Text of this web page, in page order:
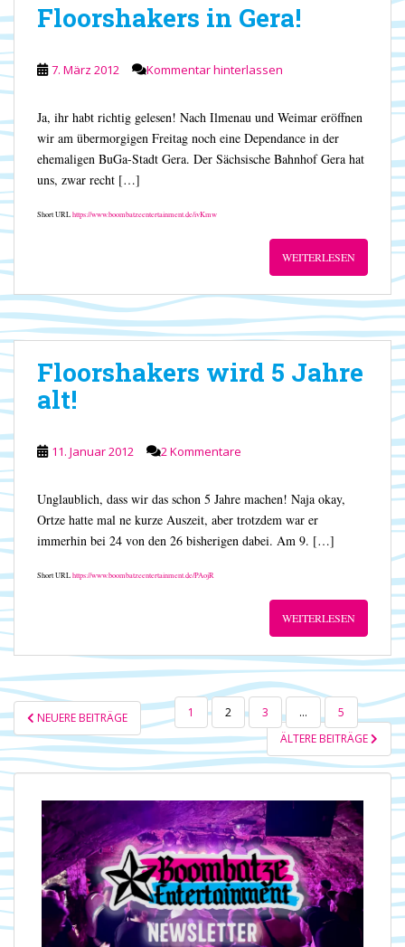
Floorshakers in Gera!
7. März 2012 Kommentar hinterlassen
Ja, ihr habt richtig gelesen! Nach Ilmenau und Weimar eröffnen
wir am übermorgigen Freitag noch eine Dependance in der
ehemaligen BuGa-Stadt Gera. Der Sächsische Bahnhof Gera hat
uns, zwar recht […]
Short URLhttps://www.boombatzeentertainment.de/ivKmw
WEITERLESEN
Floorshakers wird 5 Jahre
alt!
11. Januar 2012 2 Kommentare
Unglaublich, dass wir das schon 5 Jahre machen! Naja okay,
Ortze hatte mal ne kurze Auszeit, aber trotzdem war er
immerhin bei 24 von den 26 bisherigen dabei. Am 9. […]
Short URLhttps://www.boombatzeentertainment.de/PAojR
WEITERLESEN
SEITENNUMMERIERUNG
DER
BEITRÄGE
NEUERE BEITRÄGE 1 2 3 …
5
ÄLTERE BEITRÄGE